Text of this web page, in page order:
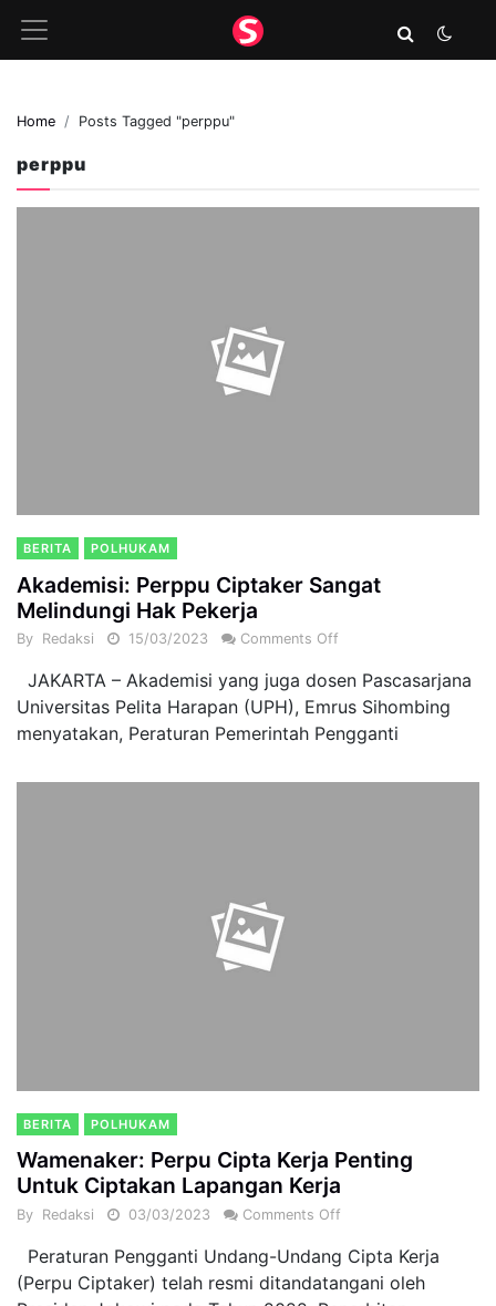
Home Posts Tagged "perppu"
perppu
BERITA POLHUKAM
Akademisi: Perppu Ciptaker Sangat
Melindungi Hak Pekerja
By Redaksi 15/03/2023 Comments Off
JAKARTA – Akademisi yang juga dosen Pascasarjana
Universitas Pelita Harapan (UPH), Emrus Sihombing
menyatakan, Peraturan Pemerintah Pengganti
BERITA POLHUKAM
Wamenaker: Perpu Cipta Kerja Penting
Untuk Ciptakan Lapangan Kerja
By Redaksi 03/03/2023 Comments Off
Peraturan Pengganti Undang-Undang Cipta Kerja
(Perpu Ciptaker) telah resmi ditandatangani oleh